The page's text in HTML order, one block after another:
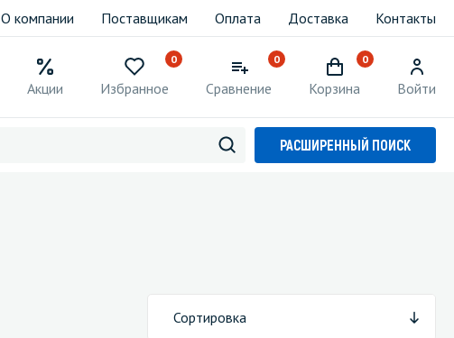
О компании Поставщикам Оплата Доставка Контакты
Акции
0
Избранное
0
Сравнение
0
Корзина Войти
РАСШИРЕННЫЙ ПОИСК
Сортировка